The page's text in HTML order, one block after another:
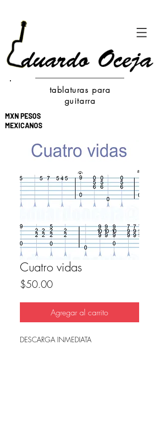
tablaturas para
guitarra
MXN PESOS
MEXICANOS
Cuatro vidas
$50.00Precio
Agregar al carrito
DESCARGA INMEDIATA